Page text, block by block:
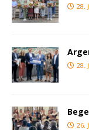
28.
28.
26.